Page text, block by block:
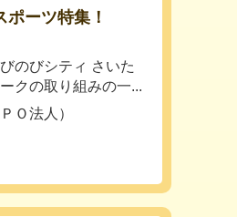
ーツ特集！
のびシティ さいた
クの取り組みの一...
Ｏ法人）